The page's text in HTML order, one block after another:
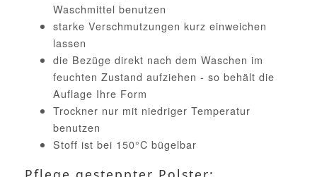
Waschmittel benutzen
starke Verschmutzungen kurz einweichen
lassen
die Bezüge direkt nach dem Waschen im
feuchten Zustand aufziehen - so behält die
Auflage Ihre Form
Trockner nur mit niedriger Temperatur
benutzen
Stoff ist bei 150°C bügelbar